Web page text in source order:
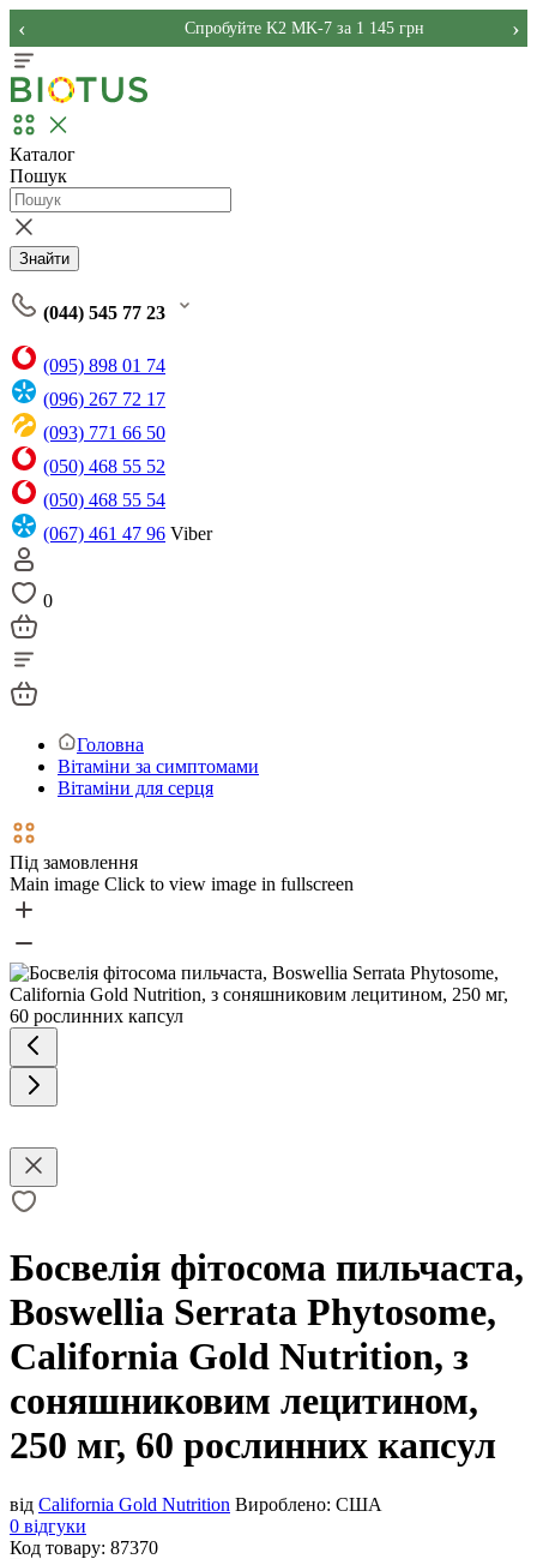
Спробуйте K2 MK-7 за 1 145 грн
‹ ›
Каталог
Пошук
Знайти
(044) 545 77 23
(095) 898 01 74
(096) 267 72 17
(093) 771 66 50
(050) 468 55 52
(050) 468 55 54
(067) 461 47 96 Viber
0
Головна
Вітаміни за симптомами
Вітаміни для серця
Під замовлення
Main image Click to view image in fullscreen
Босвелія фітосома пильчаста,
Boswellia Serrata Phytosome,
California Gold Nutrition, з
соняшниковим лецитином,
250 мг, 60 рослинних капсул
від California Gold Nutrition Вироблено: США
0 відгуки
Код товару: 87370